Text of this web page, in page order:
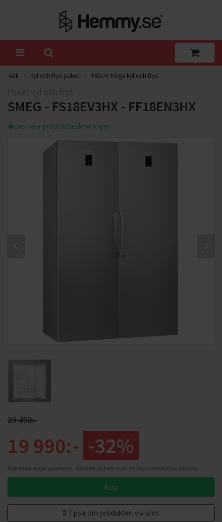
Kök Kyl och frys paket 185cm höga kyl och frys
Paket kyl och frys
SMEG - FS18EV3HX - FF18EN3HX
Läs hela produktbeskrivningen
29 490:-
19 990:- -32%
Köp
Tipsa om produkten via sms